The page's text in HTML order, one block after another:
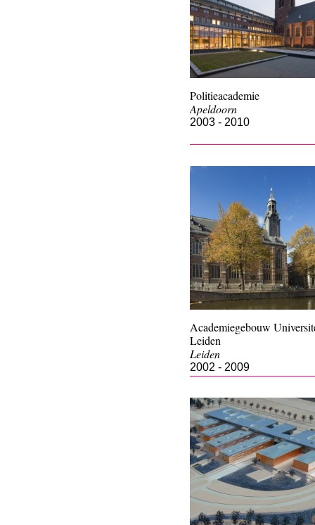
Politieacademie
Apeldoorn
2003 - 2010
Academiegebouw
Leiden
Leiden
2002 - 2009